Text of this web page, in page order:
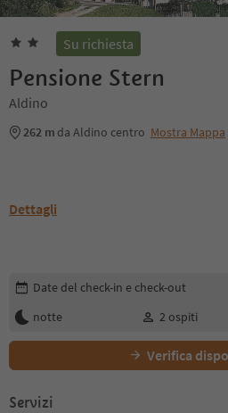
Su richiesta
Pensione Stern
Aldino
262 m da Aldino centro Mostra Mappa
Dettagli
Modifica i dettagli della prenotazione
Date del check-in e check-out
notte
2 ospiti
Verifica
Servizi